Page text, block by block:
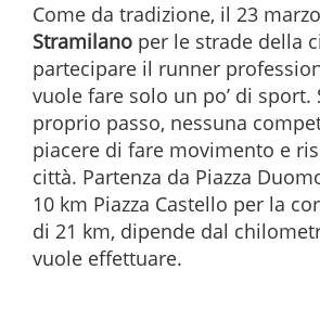
Come da tradizione, il 23
Stramilano per le strade della
partecipare il runner
vuole fare solo un po’ di sport.
proprio passo, nessuna
piacere di fare movimento e
città. Partenza da Piazza
10 km Piazza Castello per la
di 21 km, dipende dal
vuole effettuare.